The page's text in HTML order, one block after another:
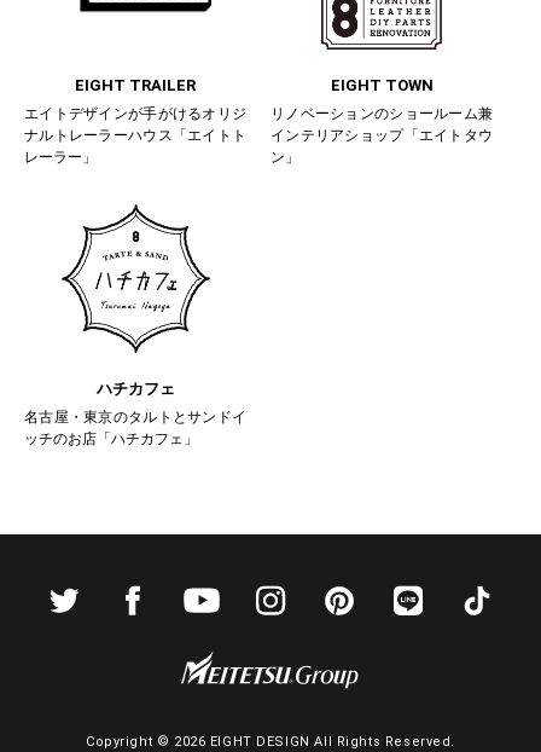
EIGHT TRAILER
エイトデザインが手がけるオリジ
ナルトレーラーハウス「エイトト
レーラー」
EIGHT TOWN
リノベーションのショールーム兼
インテリアショップ「エイトタウ
ン」
ハチカフェ
名古屋・東京のタルトとサンドイ
ッチのお店「ハチカフェ」
Copyright © 2026 EIGHT DESIGN All Rights Reserved.